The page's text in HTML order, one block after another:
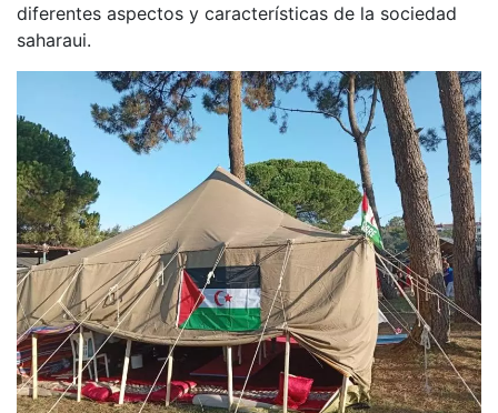
diferentes aspectos y características de la sociedad
saharaui.